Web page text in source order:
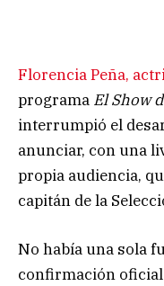
Florencia Peña,
programa El Show
interrumpió el
anunciar, con una
propia audiencia,
capitán de la
No había una sola
confirmación oficial